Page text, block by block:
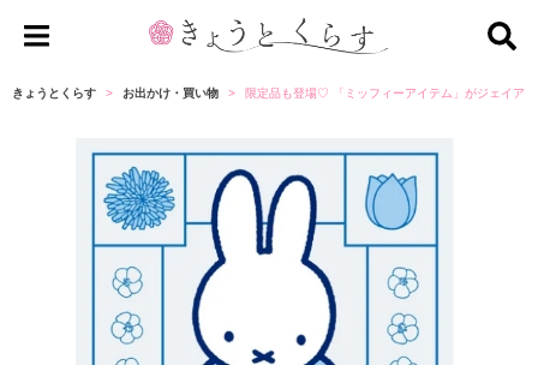
ょ
と
く
ら
す
きょうとくらす お出かけ・買い物 限定品も登場♡ 「ミッフィーアイテム」がジェイア